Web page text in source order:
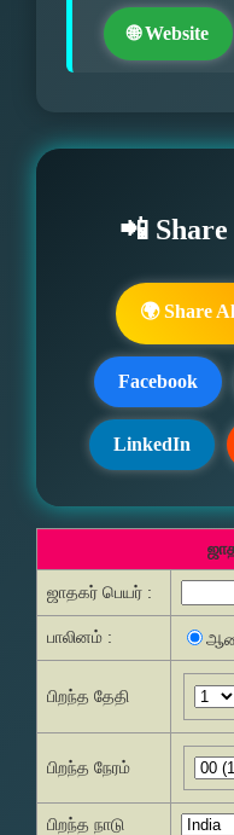
🌐 Website
📲
🌍 Share
Facebook
LinkedIn
ஜாதகர் பெயர் :
பாலினம் :
பிறந்த தேதி
பிறந்த நேரம்
பிறந்த நாடு